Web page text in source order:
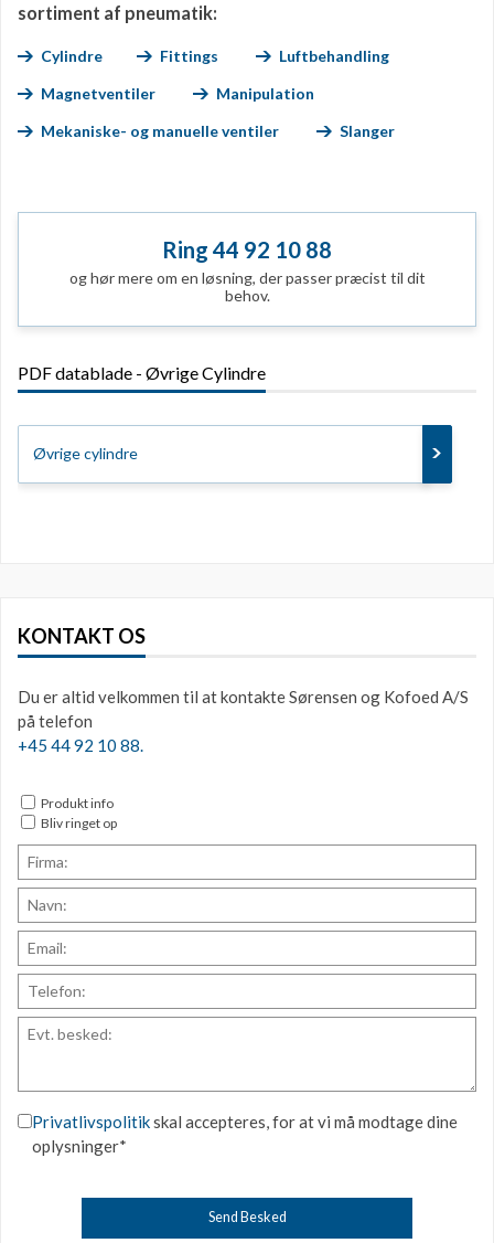
sortiment af pneumatik:
Cylindre Fittings
Luftbehandling
Magnetventiler
Manipulation
Mekaniske- og manuelle ventiler
Slanger
Ring 44 92 10 88
og hør mere om en løsning, der passer præcist til dit
behov.
PDF datablade - Øvrige Cylindre
Øvrige cylindre
KONTAKT OS
Du er altid velkommen til at kontakte Sørensen og Kofoed A/S
på telefon
+45 44 92 10 88.
Produkt info
Bliv ringet op
Privatlivspolitikskal accepteres, for at vi må modtage dine
oplysninger*